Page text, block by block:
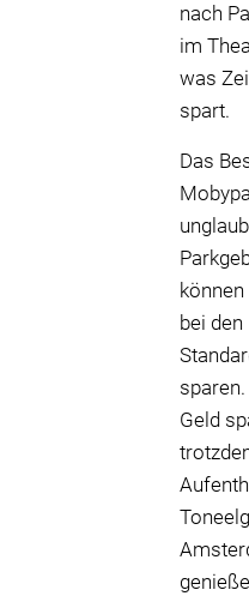
nach
im
was
spart.
Das
können
bei den
Geld